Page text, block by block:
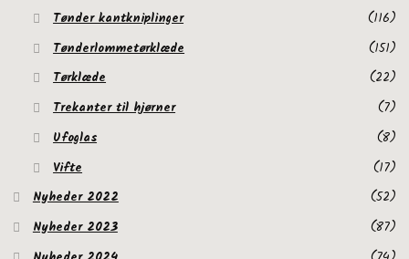
Tønder kantkniplinger
(116)
Tønderlommetørklæde
(151)
Tørklæde
(22)
Trekanter til hjørner
(7)
Ufoglas
(8)
Vifte
(17)
Nyheder 2022
(52)
Nyheder 2023
(87)